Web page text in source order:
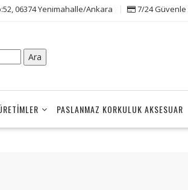
06374 Yenimahalle/Ankara 7/24 Güvenle
Ara
PASLANMAZ KORKULUK AKSESUAR